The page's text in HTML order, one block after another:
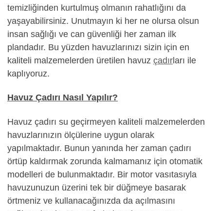
temizliğinden kurtulmuş olmanın rahatlığını da
yaşayabilirsiniz. Unutmayın ki her ne olursa olsun
insan sağlığı ve can güvenliği her zaman ilk
plandadır. Bu yüzden havuzlarınızı sizin için en
kaliteli malzemelerden üretilen havuz çadırları ile
kaplıyoruz.
Havuz Çadırı Nasıl Yapılır?
Havuz çadırı su geçirmeyen kaliteli malzemelerden
havuzlarınızın ölçülerine uygun olarak
yapılmaktadır. Bunun yanında her zaman çadırı
örtüp kaldırmak zorunda kalmamanız için otomatik
modelleri de bulunmaktadır. Bir motor vasıtasıyla
havuzunuzun üzerini tek bir düğmeye basarak
örtmeniz ve kullanacağınızda da açılmasını